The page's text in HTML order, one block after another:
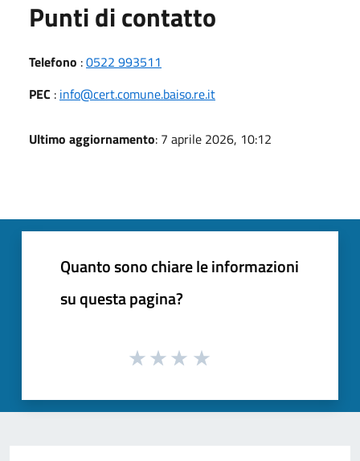
Punti di contatto
Telefono :0522 993511
PEC : info@cert.comune.baiso.re.it
Ultimo aggiornamento: 7 aprile 2026, 10:12
Quanto sono chiare le informazioni
su questa pagina?